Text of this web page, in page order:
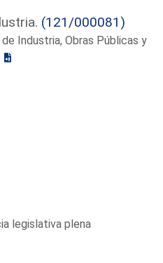
(121/000081)
Industria, Obras Públicas y
legislativa plena